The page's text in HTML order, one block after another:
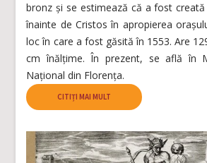
bronz și se estimează că a fost
înainte de Cristos în apropierea
loc în care a fost găsită în 1553. Are
cm înălțime. În prezent, se află în
Național din Florența.
CITIȚI MAI MULT